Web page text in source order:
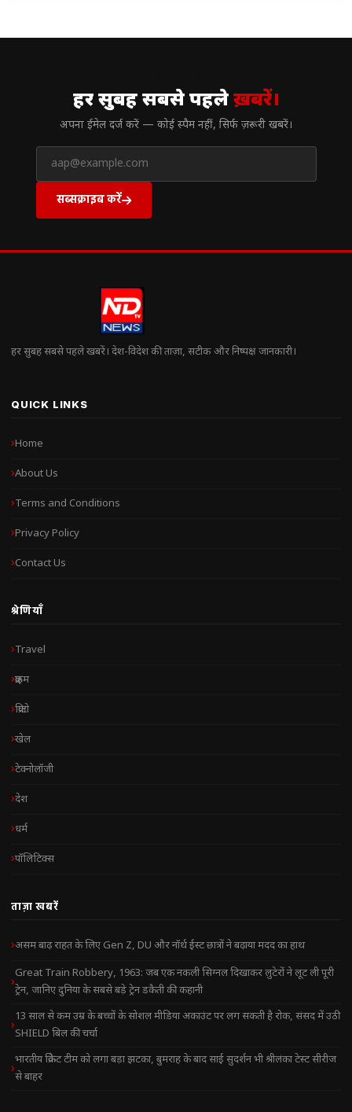
हर सुबह सबसे पहलेख़बरें।
अपना ईमेल दर्ज करें — कोई स्पैम नहीं, सिर्फ ज़रूरी खबरें।
सब्सक्राइब करें
हर सुबह सबसे पहले खबरें। देश-विदेश की ताज़ा, सटीक और निष्पक्ष जानकारी।
QUICK LINKS
Home
About Us
Terms and Conditions
Privacy Policy
Contact Us
श्रेणियाँ
Travel
क्राइम
क्रिप्टो
खेल
टेक्नोलॉजी
देश
धर्म
पॉलिटिक्स
ताज़ा खबरें
असम बाढ़ राहत के लिए Gen Z, DU और नॉर्थ ईस्ट छात्रों ने बढ़ाया मदद का हाथ
Great Train Robbery, 1963: जब एक नकली सिग्नल दिखाकर लुटेरों ने लूट ली पूरी
ट्रेन, जानिए दुनिया के सबसे बड़े ट्रेन डकैती की कहानी
13 साल से कम उम्र के बच्चों के सोशल मीडिया अकाउंट पर लग सकती है रोक, संसद में उठी
SHIELD बिल की चर्चा
भारतीय क्रिकेट टीम को लगा बड़ा झटका, बुमराह के बाद साई सुदर्शन भी श्रीलंका टेस्ट सीरीज
से बाहर